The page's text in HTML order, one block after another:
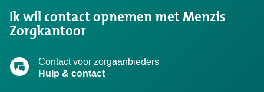
Ik wil contact opnemen met Menzis
Zorgkantoor
Contact voor zorgaanbieders
Hulp & contact